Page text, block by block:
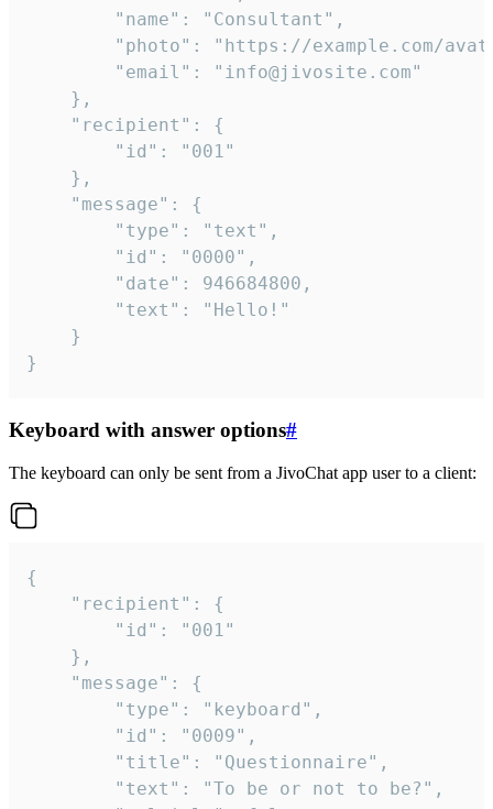
}
Keyboard with answer options#
The keyboard can only be sent from a JivoChat app user to a client:
{